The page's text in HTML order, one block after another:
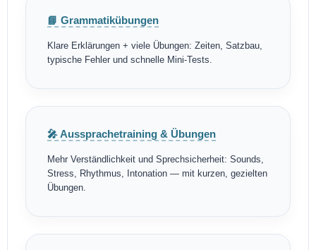
📘 Grammatikübungen
Klare Erklärungen + viele Übungen: Zeiten, Satzbau,
typische Fehler und schnelle Mini-Tests.
🎤 Aussprachetraining & Übungen
Mehr Verständlichkeit und Sprechsicherheit: Sounds,
Stress, Rhythmus, Intonation — mit kurzen, gezielten
Übungen.